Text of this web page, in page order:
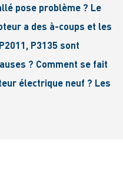
pose problème ? Le
a des à-coups et les
P3135 sont
? Comment se fait
électrique neuf ? Les